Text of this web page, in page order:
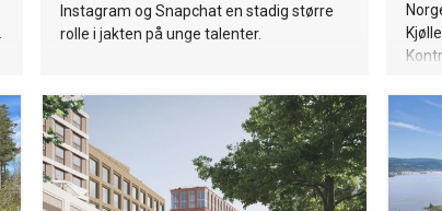
Instagram og Snapchat en stadig større
rolle i jakten på unge talenter.